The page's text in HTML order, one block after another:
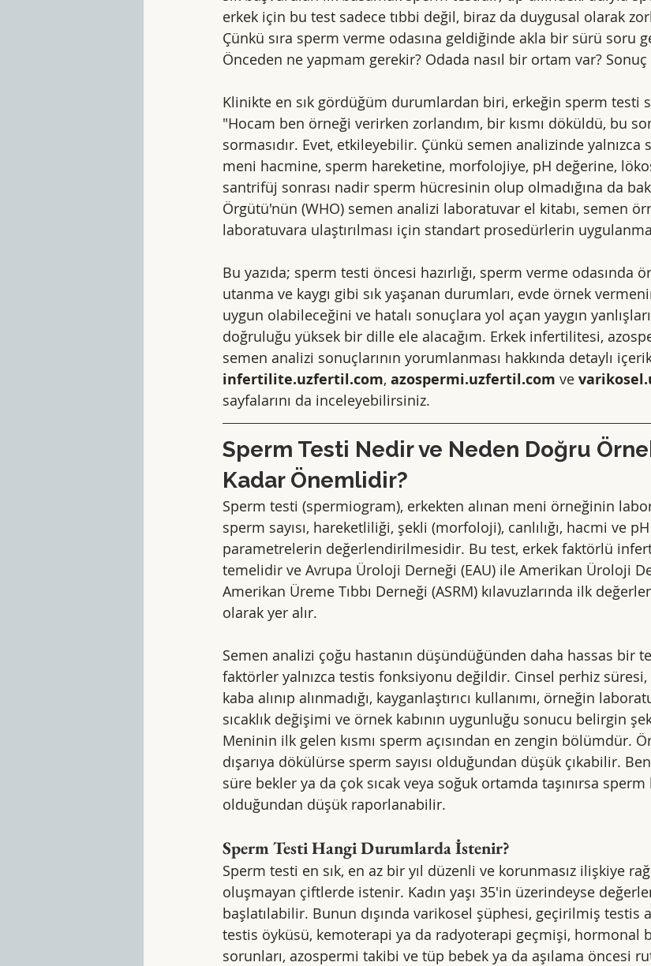
erkek için bu test sadece tıbbi değil, biraz da duygusal olarak
Çünkü sıra sperm verme odasına geldiğinde akla bir sürü soru
Önceden ne yapmam gerekir? Odada nasıl bir ortam var?
Klinikte en sık gördüğüm durumlardan biri, erkeğin sperm testi
"Hocam ben örneği verirken zorlandım, bir kısmı döküldü, bu
sormasıdır. Evet, etkileyebilir. Çünkü semen analizinde yalnızca
meni hacmine, sperm hareketine, morfolojiye, pH değerine,
santrifüj sonrası nadir sperm hücresinin olup olmadığına da
Örgütü'nün (WHO) semen analizi laboratuvar el kitabı, semen
laboratuvara ulaştırılması için standart prosedürlerin
Bu yazıda; sperm testi öncesi hazırlığı, sperm verme odasında
utanma ve kaygı gibi sık yaşanan durumları, evde örnek
uygun olabileceğini ve hatalı sonuçlara yol açan yaygın
doğruluğu yüksek bir dille ele alacağım. Erkek infertilitesi,
semen analizi sonuçlarının yorumlanması hakkında detaylı
infertilite.uzfertil.com, azospermi.uzfertil.com ve
sayfalarını da inceleyebilirsiniz.
Sperm Testi Nedir ve Neden Doğru
Kadar Önemlidir?
Sperm testi (spermiogram), erkekten alınan meni örneğinin
sperm sayısı, hareketliliği, şekli (morfoloji), canlılığı, hacmi ve
parametrelerin değerlendirilmesidir. Bu test, erkek faktörlü
temelidir ve Avrupa Üroloji Derneği (EAU) ile Amerikan Üroloji
Amerikan Üreme Tıbbı Derneği (ASRM) kılavuzlarında ilk
olarak yer alır.
Semen analizi çoğu hastanın düşündüğünden daha hassas bir
faktörler yalnızca testis fonksiyonu değildir. Cinsel perhiz süresi,
kaba alınıp alınmadığı, kayganlaştırıcı kullanımı, örneğin
sıcaklık değişimi ve örnek kabının uygunluğu sonucu belirgin
Meninin ilk gelen kısmı sperm açısından en zengin bölümdür.
dışarıya dökülürse sperm sayısı olduğundan düşük çıkabilir.
süre bekler ya da çok sıcak veya soğuk ortamda taşınırsa
olduğundan düşük raporlanabilir.
Sperm Testi Hangi Durumlarda İstenir?
Sperm testi en sık, en az bir yıl düzenli ve korunmasız ilişkiye
oluşmayan çiftlerde istenir. Kadın yaşı 35'in üzerindeyse
başlatılabilir. Bunun dışında varikosel şüphesi, geçirilmiş testis
testis öyküsü, kemoterapi ya da radyoterapi geçmişi, hormonal
sorunları, azospermi takibi ve tüp bebek ya da aşılama öncesi